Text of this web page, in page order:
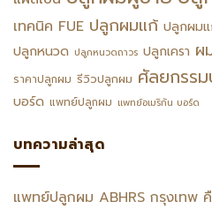
เทคนิค FUE ปลูกผมแก้ ปลูกผมแ
ปลูกหนวด ปลูกหนวดถาวร ปลูกเครา ผ
ราคาปลูกผม รีวิวปลูกผม ศัลยกรร
บอร์ด แพทย์ปลูกผม แพทย์อเมริกัน บอร์ด
บทความล่าสุด
แพทย์ปลูกผม ABHRS กรุงเทพ คื